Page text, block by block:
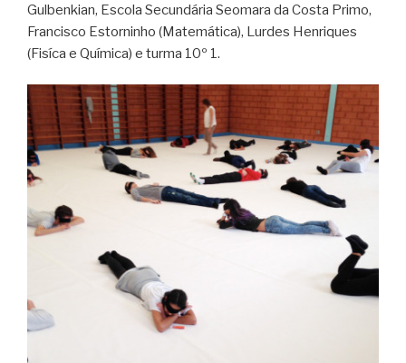
Gulbenkian, Escola Secundária Seomara da Costa Primo,
Francisco Estorninho (Matemática), Lurdes Henriques
(Fisíca e Química) e turma 10º 1.